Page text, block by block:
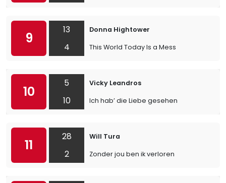
9
13
4
Donna Hightower
This World Today Is a Mess
10
5
10
Vicky Leandros
Ich hab’ die Liebe gesehen
11
28
2
Will Tura
Zonder jou ben ik verloren